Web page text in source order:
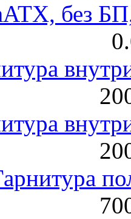
без